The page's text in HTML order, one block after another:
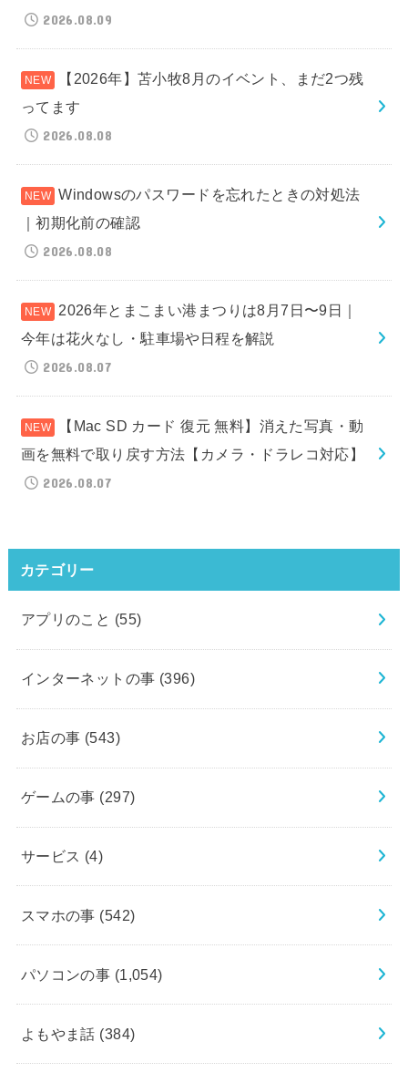
2026.08.09
【2026年】苫小牧8月のイベント、まだ2つ残
ってます
2026.08.08
Windowsのパスワードを忘れたときの対処法
｜初期化前の確認
2026.08.08
2026年とまこまい港まつりは8月7日〜9日｜
今年は花火なし・駐車場や日程を解説
2026.08.07
【Mac SD カード 復元 無料】消えた写真・動
画を無料で取り戻す方法【カメラ・ドラレコ対応】
2026.08.07
カテゴリー
アプリのこと (55)
インターネットの事 (396)
お店の事 (543)
ゲームの事 (297)
サービス (4)
スマホの事 (542)
パソコンの事 (1,054)
よもやま話 (384)